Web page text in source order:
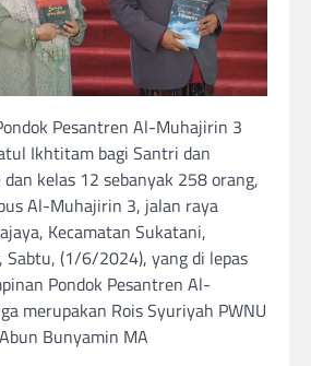
Pesantren Al-Muhajirin 3
Ikhtitam bagi Santri dan
kelas 12 sebanyak 258 orang,
Al-Muhajirin 3, jalan raya
Kecamatan Sukatani,
Sabtu, (1/6/2024), yang di lepas
Pondok Pesantren Al-
merupakan Rois Syuriyah PWNU
Bunyamin MA